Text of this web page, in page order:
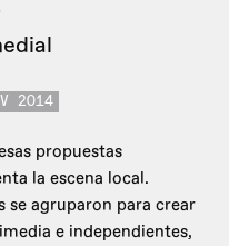
2014
propuestas
la escena local.
se agruparon para crear
e independientes,